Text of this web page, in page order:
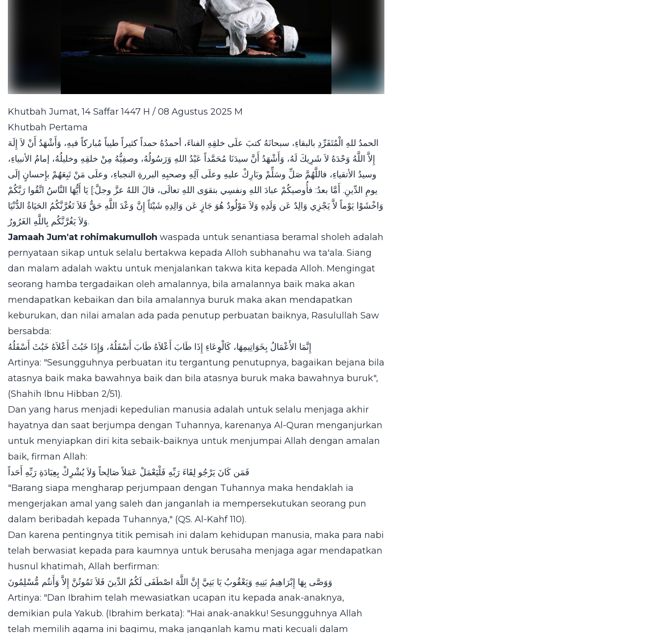
Khutbah Jumat, 14 Saffar 1447 H / 08 Agustus 2025 M
Khutbah Pertama
الحمدُ للهِ الْمُتَفَرِّدِ بالبقاءِ، سبحانَهُ كتبَ علَى خلقِهِ الفناءَ، أحمدُهُ حمداً كثيراً طيباً مُباركاً فيهِ، وَأَشْهَدُ أَنْ لاَ إِلَهَ
إِلاَّ اللَّهُ وَحْدَهُ لاَ شَرِيكَ لَهُ، وَأَشْهَدُ أَنَّ سيدَنَا مُحَمَّداً عَبْدُ اللهِ وَرَسُولُهُ، وصفِيُّهُ مِنْ خلقِهِ وخليلُهُ، إمامُ الأنبياءِ،
وسيدُ الأتقياءِ، فاللَّهُمَّ صَلِّ وسَلِّمْ وبَارِكْ عليهِ وعلَى آلِهِ وصحبِهِ البررةِ النجباءِ، وعلَى مَنْ تَبِعَهُمْ بإِحسانٍ إلَى
يومِ الدِّينِ. أَمَّا بعدُ: فأُوصيكُمْ عبادَ اللهِ ونفسِي بتقوَى اللهِ تعالَى، قالَ اللهُ عزَّ وجلَّ:] يَا أَيُّهَا النَّاسُ اتَّقُوا رَبَّكُمْ
وَاخْشَوْا يَوْماً لاَّ يَجْزِي وَالِدٌ عَن وَلَدِهِ وَلاَ مَوْلُودٌ هُوَ جَازٍ عَن وَالِدِهِ شَيْئاً إِنَّ وَعْدَ اللَّهِ حَقٌّ فَلاَ تَغُرَّنَّكُمُ الحَيَاةُ الدُّنْيَا
وَلاَ يَغُرَّنَّكُم بِاللَّهِ الغَرُورُ.
Jamaah Jum'at rohimakumulloh waspada untuk senantiasa beramal sholeh adalah
pernyataan sikap untuk selalu bertakwa kepada Alloh subhanahu wa ta'ala. Siang
dan malam adalah waktu untuk menjalankan takwa kita kepada Alloh. Mengingat
seorang hamba tergadaikan oleh amalannya, bila amalannya baik maka akan
mendapatkan kebaikan dan bila amalannya buruk maka akan mendapatkan
keburukan, dan nilai amalan ada pada penutup perbuatan baiknya, Rasulullah Saw
bersabda:
إِنَّمَا الأَعْمَالُ بِخَوَاتِيمِهَا، كَالْوِعَاءِ إِذَا طَابَ أَعْلاَهُ طَابَ أَسْفَلُهُ، وَإِذَا خَبُثَ أَعْلاَهُ خَبُثَ أَسْفَلُهُ
Artinya: "Sesungguhnya perbuatan itu tergantung penutupnya, bagaikan bejana bila
atasnya baik maka bawahnya baik dan bila atasnya buruk maka bawahnya buruk",
(Shahih Ibnu Hibban 2/51).
Dan yang harus menjadi kepedulian manusia adalah untuk selalu menjaga akhir
hayatnya dan saat berjumpa dengan Tuhannya, karenanya Al-Quran menganjurkan
untuk menyiapkan diri kita sebaik-baiknya untuk menjumpai Allah dengan amalan
baik, firman Allah:
فَمَن كَانَ يَرْجُو لِقَاءَ رَبِّهِ فَلْيَعْمَلْ عَمَلاً صَالِحاً وَلاَ يُشْرِكْ بِعِبَادَةِ رَبِّهِ أَحَداً
"Barang siapa mengharap perjumpaan dengan Tuhannya maka hendaklah ia
mengerjakan amal yang saleh dan janganlah ia mempersekutukan seorang pun
dalam beribadah kepada Tuhannya," (QS. Al-Kahf 110).
Dan karena pentingnya titik pemisah ini dalam kehidupan manusia, maka para nabi
telah berwasiat kepada para kaumnya untuk berusaha menjaga agar mendapatkan
husnul khatimah, Allah berfirman:
وَوَصَّى بِهَا إِبْرَاهِيمُ بَنِيهِ وَيَعْقُوبُ يَا بَنِيَّ إِنَّ اللَّهَ اصْطَفَى لَكُمُ الدِّينَ فَلاَ تَمُوتُنَّ إِلاَّ وَأَنتُم مُّسْلِمُونَ
Artinya: "Dan Ibrahim telah mewasiatkan ucapan itu kepada anak-anaknya,
demikian pula Yakub. (Ibrahim berkata): "Hai anak-anakku! Sesungguhnya Allah
telah memilih agama ini bagimu, maka janganlah kamu mati kecuali dalam